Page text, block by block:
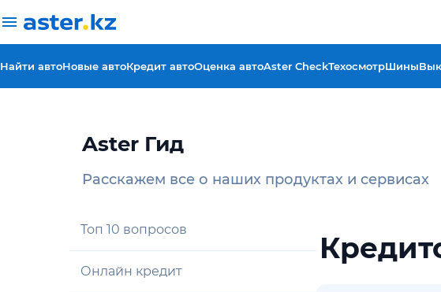
Найти автоНовые автоКредит автоОценка автоAster CheckТехосмотрШины
Aster Гид
Расскажем все о наших продуктах и сервисах
Топ 10 вопросов
Онлайн кредит